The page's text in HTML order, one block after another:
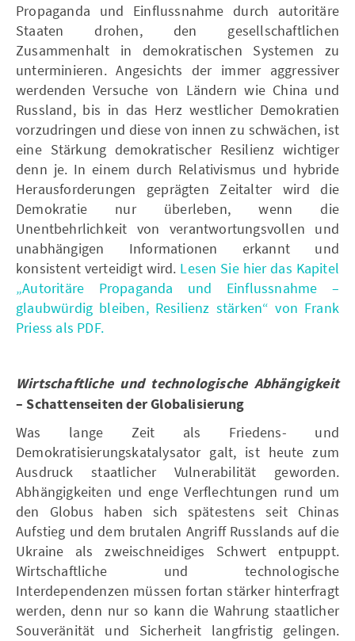
Propaganda und Einflussnahme durch autoritäre
Staaten drohen, den gesellschaftlichen
Zusammenhalt in demokratischen Systemen zu
unterminieren. Angesichts der immer aggressiver
werdenden Versuche von Ländern wie China und
Russland, bis in das Herz westlicher Demokratien
vorzudringen und diese von innen zu schwächen, ist
eine Stärkung demokratischer Resilienz wichtiger
denn je. In einem durch Relativismus und hybride
Herausforderungen geprägten Zeitalter wird die
Demokratie nur überleben, wenn die
Unentbehrlichkeit von verantwortungsvollen und
unabhängigen Informationen erkannt und
konsistent verteidigt wird. Lesen Sie hier das Kapitel
„Autoritäre Propaganda und Einflussnahme –
glaubwürdig bleiben, Resilienz stärken“ von Frank
Priess als PDF.
Wirtschaftliche und technologische Abhängigkeit
– Schattenseiten der Globalisierung
Was lange Zeit als Friedens- und
Demokratisierungskatalysator galt, ist heute zum
Ausdruck staatlicher Vulnerabilität geworden.
Abhängigkeiten und enge Verflechtungen rund um
den Globus haben sich spätestens seit Chinas
Aufstieg und dem brutalen Angriff Russlands auf die
Ukraine als zweischneidiges Schwert entpuppt.
Wirtschaftliche und technologische
Interdependenzen müssen fortan stärker hinterfragt
werden, denn nur so kann die Wahrung staatlicher
Souveränität und Sicherheit langfristig gelingen.